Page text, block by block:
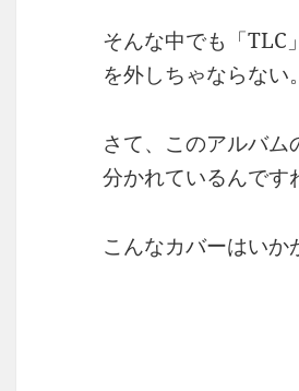
そんな中でも「TLC
を外しちゃならない。
さて、このアルバ
分かれているんです
こんなカバーはいか